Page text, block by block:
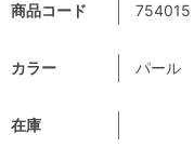
商品コード 754015
カラー パール
在庫